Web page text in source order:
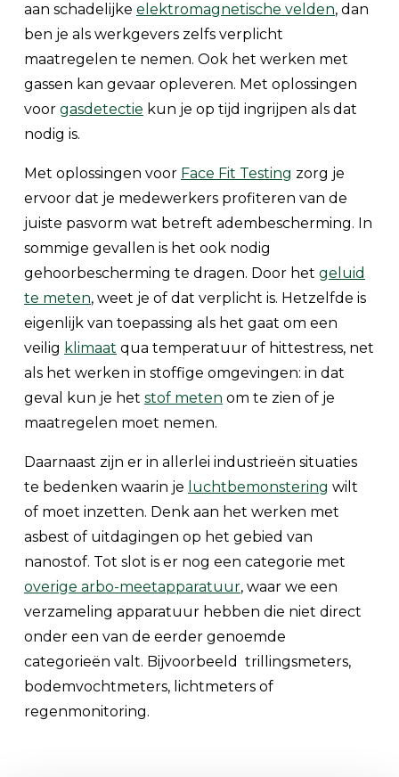
aan schadelijke elektromagnetische velden, dan
ben je als werkgevers zelfs verplicht
maatregelen te nemen. Ook het werken met
gassen kan gevaar opleveren. Met oplossingen
voor gasdetectie kun je op tijd ingrijpen als dat
nodig is.
Met oplossingen voor Face Fit Testing zorg je
ervoor dat je medewerkers profiteren van de
juiste pasvorm wat betreft adembescherming. In
sommige gevallen is het ook nodig
gehoorbescherming te dragen. Door het geluid
te meten, weet je of dat verplicht is. Hetzelfde is
eigenlijk van toepassing als het gaat om een
veilig klimaat qua temperatuur of hittestress, net
als het werken in stoffige omgevingen: in dat
geval kun je het stof meten om te zien of je
maatregelen moet nemen.
Daarnaast zijn er in allerlei industrieën situaties
te bedenken waarin je luchtbemonstering wilt
of moet inzetten. Denk aan het werken met
asbest of uitdagingen op het gebied van
nanostof. Tot slot is er nog een categorie met
overige arbo-meetapparatuur, waar we een
verzameling apparatuur hebben die niet direct
onder een van de eerder genoemde
categorieën valt. Bijvoorbeeld trillingsmeters,
bodemvochtmeters, lichtmeters of
regenmonitoring.